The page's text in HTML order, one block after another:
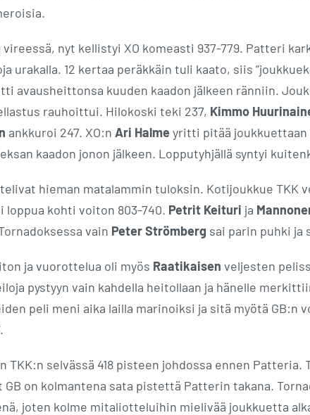
nyt kellistyi XO komeasti 937-779. Patteri
urakalla. 12 kertaa peräkkäin tuli kaato, siis
avausheittonsa kuuden kaadon jälkeen ränniin.
rauhoittui. Hilokoski teki 237, Kimmo
ankkuroi 247. XO:n Ari Halmeyritti pitää joukkuettaan
kaadon jonon jälkeen. Lopputyhjällä syntyi
hieman matalammin tuloksin. Kotijoukkue TKK
loppua kohti voiton 803-740. Petrit Keituri ja
vain Peter Strömberg sai parin puhki ja
ja vuorottelua oli myös Raatikaisen veljesten
pystyyn vain kahdella heitollaan ja hänelle
peli meni aika lailla marinoiksi ja sitä myötä GB:n
TKK:n selvässä 418 pisteen johdossa ennen Patteria.
on kolmantena sata pistettä Patterin takana.
joten kolme mitaliotteluihin mielivää joukkuetta